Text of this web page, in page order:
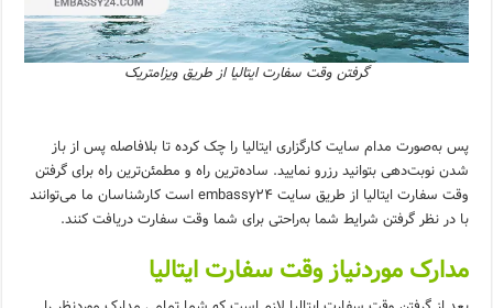
گرفتن وقت سفارت ایتالیا از طریق ویزامتریک
پس به‌صورت مدام سایت کارگزاری ایتالیا را چک کرده تا بلافاصله پس از باز
شدن نوبت‌دهی بتوانید رزرو نمایید. ساده‌ترین راه و مطمئن‌ترین راه برای گرفتن
وقت سفارت ایتالیا از طریق سایت embassy24 است کارشناسان ما می‌توانند
با در نظر گرفتن شرایط شما به‌راحتی برای شما وقت سفارت دریافت کنند.
مدارک موردنیاز وقت سفارت ایتالیا